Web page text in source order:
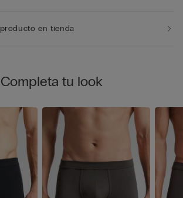
en tienda
Completa tu look